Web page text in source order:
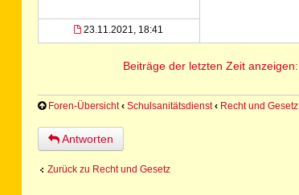
23.11.2021, 18:41
Beiträge der letzten Zeit anzeigen:
Foren-Übersicht ‹ Schulsanitätsdienst ‹ Recht und Gesetz
Antworten
Zurück zu Recht und Gesetz